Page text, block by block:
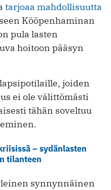
tarjoaa mahdollisuutta
Kööpenhaminan
pula lasten
hoitoon pääsyn
joiden
ei ole välittömästi
tähän soveltuu
– sydänlasten
tilanteen
synnynnäinen